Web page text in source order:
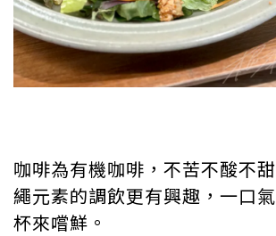
咖啡為有機咖啡，不苦不酸不
繩元素的調飲更有興趣，一口
杯來嚐鮮。